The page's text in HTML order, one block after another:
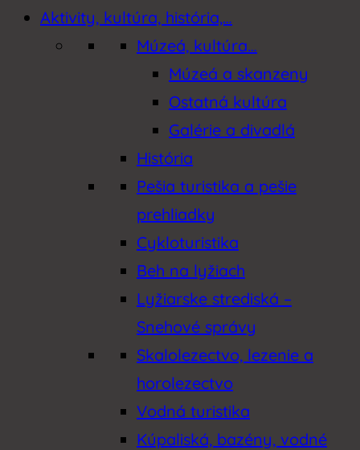
Aktivity, kultúra, história,…
Múzeá, kultúra…
Múzeá a skanzeny
Ostatná kultúra
Galérie a divadlá
História
Pešia turistika a pešie
prehliadky
Cykloturistika
Beh na lyžiach
Lyžiarske strediská –
Snehové správy
Skalolezectvo, lezenie a
horolezectvo
Vodná turistika
Kúpaliská, bazény, vodné